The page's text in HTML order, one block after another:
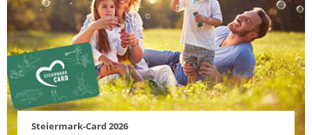
Steiermark-Card 2026